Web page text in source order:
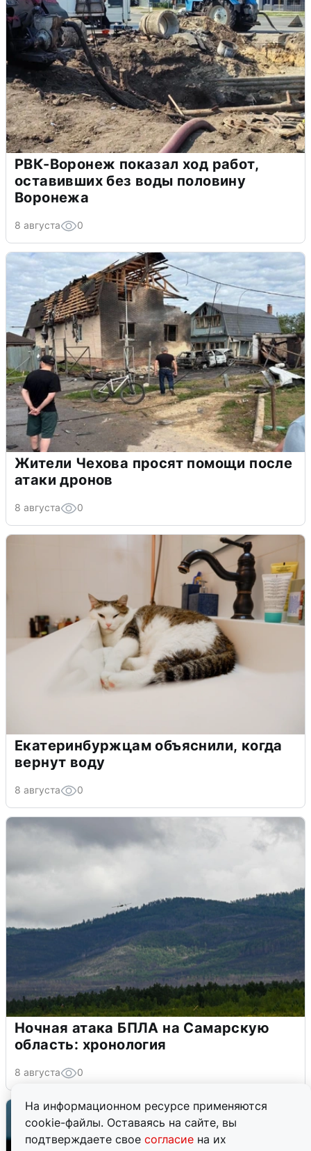
На информационном ресурсе применяются
cookie-файлы. Оставаясь на сайте, вы
подтверждаете свое согласие на их
РВК-Воронеж показал ход работ,
оставивших без воды половину
Воронежа
8 августа 0
Жители Чехова просят помощи после
атаки дронов
8 августа 0
Екатеринбуржцам объяснили, когда
вернут воду
8 августа 0
Ночная атака БПЛА на Самарскую
область: хронология
8 августа 0